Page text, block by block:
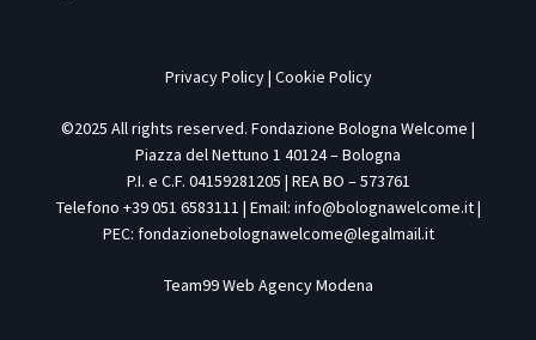
Privacy Policy| Cookie Policy
©2025 All rights reserved. Fondazione Bologna Welcome |
Piazza del Nettuno 1 40124 – Bologna
P.I. e C.F. 04159281205 | REA BO – 573761
Telefono +39 051 6583111 | Email: info@bolognawelcome.it|
PEC: fondazionebolognawelcome@legalmail.it
Team99Web Agency Modena